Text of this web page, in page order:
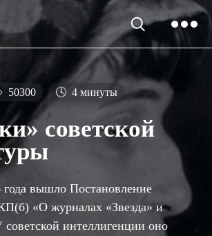
50300 🕓 4 минуты
советской
года вышло Постановление
«О журналах «Звезда» и
интеллигенции оно